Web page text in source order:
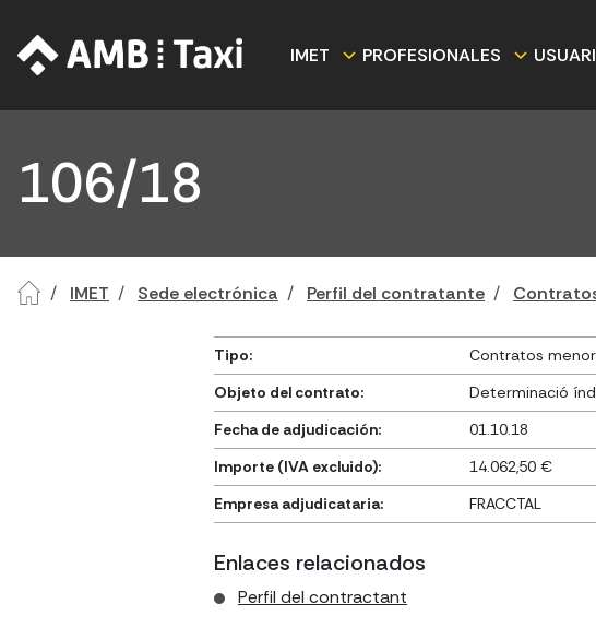
IMET PROFESIONALES
106/18
IMET Sede electrónica Perfil del contratante
Tipo:
Contratos
Objeto del contrato:
Determinació
Fecha de adjudicación:
01.10.18
Importe (IVA excluido):
14.062,50 €
Empresa adjudicataria:
FRACCTAL
Enlaces relacionados
Perfil del contractant